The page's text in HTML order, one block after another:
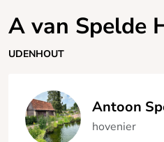
A van Spelde
UDENHOUT
Antoon
hovenier